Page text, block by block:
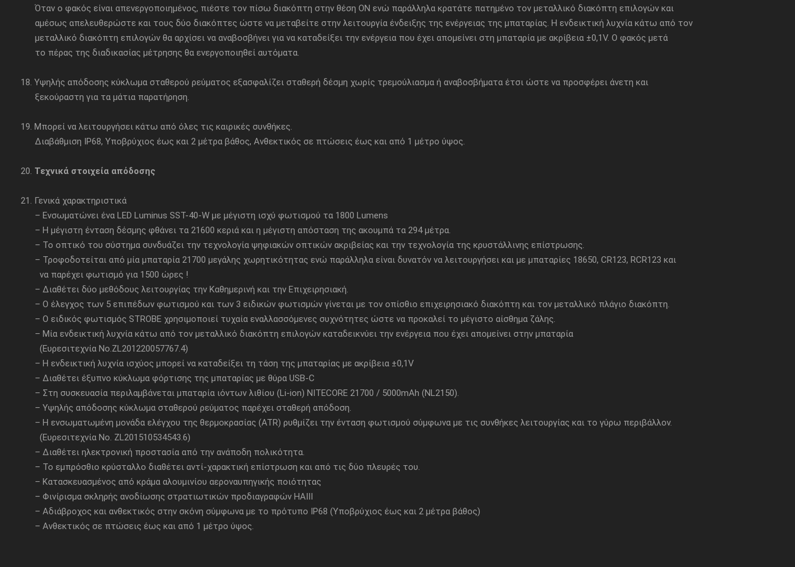
Όταν ο φακός είναι απενεργοποιημένος, πιέστε τον πίσω διακόπτη στην θέση ON ενώ παράλληλα κρατάτε πατημένο τον μεταλλικό διακόπτη επιλογών και
αμέσως απελευθερώστε και τους δύο διακόπτες ώστε να μεταβείτε στην λειτουργία ένδειξης της ενέργειας της μπαταρίας. Η ενδεικτική λυχνία κάτω από τον
μεταλλικό διακόπτη επιλογών θα αρχίσει να αναβοσβήνει για να καταδείξει την ενέργεια που έχει απομείνει στη μπαταρία με ακρίβεια ±0,1V. Ο φακός μετά
το πέρας της διαδικασίας μέτρησης θα ενεργοποιηθεί αυτόματα.
18. Υψηλής απόδοσης κύκλωμα σταθερού ρεύματος εξασφαλίζει σταθερή δέσμη χωρίς τρεμούλιασμα ή αναβοσβήματα έτσι ώστε να προσφέρει άνετη και
ξεκούραστη για τα μάτια παρατήρηση.
19. Μπορεί να λειτουργήσει κάτω από όλες τις καιρικές συνθήκες.
Διαβάθμιση IP68, Υποβρύχιος έως και 2 μέτρα βάθος, Ανθεκτικός σε πτώσεις έως και από 1 μέτρο ύψος.
20. Τεχνικά στοιχεία απόδοσης
21. Γενικά χαρακτηριστικά
– Ενσωματώνει ένα LED Luminus SST-40-W με μέγιστη ισχύ φωτισμού τα 1800 Lumens
– Η μέγιστη ένταση δέσμης φθάνει τα 21600 κεριά και η μέγιστη απόσταση της ακουμπά τα 294 μέτρα.
– Το οπτικό του σύστημα συνδυάζει την τεχνολογία ψηφιακών οπτικών ακριβείας και την τεχνολογία της κρυστάλλινης επίστρωσης.
– Τροφοδοτείται από μία μπαταρία 21700 μεγάλης χωρητικότητας ενώ παράλληλα είναι δυνατόν να λειτουργήσει και με μπαταρίες 18650, CR123, RCR123 και
να παρέχει φωτισμό για 1500 ώρες !
– Διαθέτει δύο μεθόδους λειτουργίας την Καθημερινή και την Επιχειρησιακή.
– Ο έλεγχος των 5 επιπέδων φωτισμού και των 3 ειδικών φωτισμών γίνεται με τον οπίσθιο επιχειρησιακό διακόπτη και τον μεταλλικό πλάγιο διακόπτη.
– Ο ειδικός φωτισμός STROBE χρησιμοποιεί τυχαία εναλλασσόμενες συχνότητες ώστε να προκαλεί το μέγιστο αίσθημα ζάλης.
– Μία ενδεικτική λυχνία κάτω από τον μεταλλικό διακόπτη επιλογών καταδεικνύει την ενέργεια που έχει απομείνει στην μπαταρία
(Ευρεσιτεχνία Νο.ZL201220057767.4)
– Η ενδεικτική λυχνία ισχύος μπορεί να καταδείξει τη τάση της μπαταρίας με ακρίβεια ±0,1V
– Διαθέτει έξυπνο κύκλωμα φόρτισης της μπαταρίας με θύρα USB-C
– Στη συσκευασία περιλαμβάνεται μπαταρία ιόντων λιθίου (Li-ion) NITECORE 21700 / 5000mAh (NL2150).
– Υψηλής απόδοσης κύκλωμα σταθερού ρεύματος παρέχει σταθερή απόδοση.
– Η ενσωματωμένη μονάδα ελέγχου της θερμοκρασίας (ATR) ρυθμίζει την ένταση φωτισμού σύμφωνα με τις συνθήκες λειτουργίας και το γύρω περιβάλλον.
(Ευρεσιτεχνία No. ZL201510534543.6)
– Διαθέτει ηλεκτρονική προστασία από την ανάποδη πολικότητα.
– Το εμπρόσθιο κρύσταλλο διαθέτει αντί-χαρακτική επίστρωση και από τις δύο πλευρές του.
– Κατασκευασμένος από κράμα αλουμινίου αεροναυπηγικής ποιότητας
– Φινίρισμα σκληρής ανοδίωσης στρατιωτικών προδιαγραφών HAIII
– Αδιάβροχος και ανθεκτικός στην σκόνη σύμφωνα με το πρότυπο IP68 (Υποβρύχιος έως και 2 μέτρα βάθος)
– Ανθεκτικός σε πτώσεις έως και από 1 μέτρο ύψος.